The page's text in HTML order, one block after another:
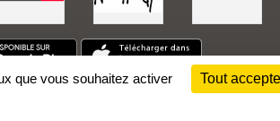
que vous souhaitez activer Tout